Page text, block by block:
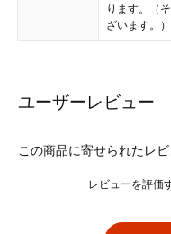
ります。（
ざいます。）
ユーザーレビュー
この商品に寄せられたレ
レビューを評価